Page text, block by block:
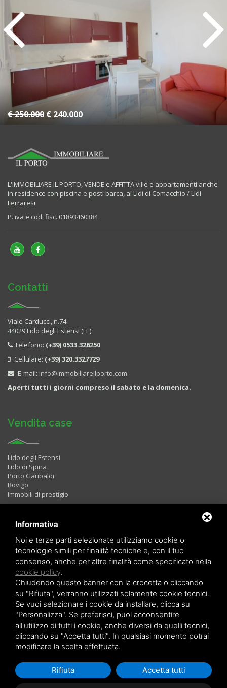
2 Camere 2 Bagni
€ 250.000 € 240.000
L'IMMOBILIARE IL PORTO, VENDE e AFFITTA ville e appartamenti anche
in residence con piscina e posti barca, ai Lidi di Comacchio / Lidi
Ferraresi.
P. iva e cod. fisc. 01893460384
Contatti
Viale Carducci, n.74
44029 Lido degli Estensi (FE)
Telefono: (+39) 0533.326250
Cellulare: (+39) 320.3327729
E-mail: info@immobiliareilporto.com
Aperti tutti i giorni compreso il sabato e la domenica.
Vendita case
Lido degli Estensi
Lido di Spina
Porto Garibaldi
Rovigo
Immobili di prestigio
Immobili in Affitto
Bilocali
Trilocali
Quadrilocali
LAST MINUTE
Copyright © 2026 Holiday Investiment - Privacy policy-Sitemap
Informativa
Noi e terze parti selezionate utilizziamo cookie o
tecnologie simili per finalità tecniche e, con il tuo
consenso, anche per altre finalità come specificato nella
cookie policy.
Chiudendo questo banner con la crocetta o cliccando
su "Rifiuta", verranno utilizzati solamente cookie tecnici.
Se vuoi selezionare i cookie da installare, clicca su
"Personalizza". Se preferisci, puoi acconsentire
all'utilizzo di tutti i cookie, anche diversi da quelli tecnici,
cliccando su "Accetta tutti". In qualsiasi momento potrai
modificare la scelta effettuata.
Rifiuta Accetta tutti